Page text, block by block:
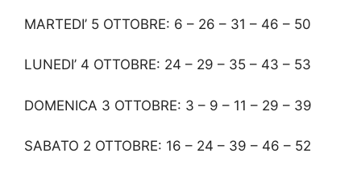
MARTEDI’ 5 OTTOBRE: 6 – 26 – 31 – 46 – 50
LUNEDI’ 4 OTTOBRE: 24 – 29 – 35 – 43 – 53
DOMENICA 3 OTTOBRE: 3 – 9 – 11 – 29 – 39
SABATO 2 OTTOBRE: 16 – 24 – 39 – 46 – 52